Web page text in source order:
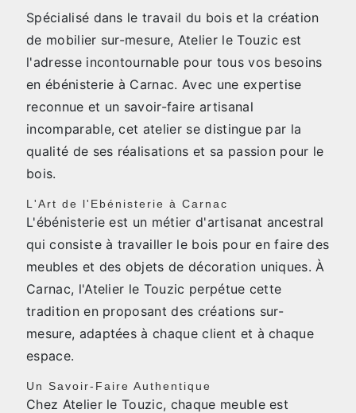
Spécialisé dans le travail du bois et la création
de mobilier sur-mesure, Atelier le Touzic est
l'adresse incontournable pour tous vos besoins
en ébénisterie à Carnac. Avec une expertise
reconnue et un savoir-faire artisanal
incomparable, cet atelier se distingue par la
qualité de ses réalisations et sa passion pour le
bois.
L'Art de l'Ebénisterie à Carnac
L'ébénisterie est un métier d'artisanat ancestral
qui consiste à travailler le bois pour en faire des
meubles et des objets de décoration uniques. À
Carnac, l'Atelier le Touzic perpétue cette
tradition en proposant des créations sur-
mesure, adaptées à chaque client et à chaque
espace.
Un Savoir-Faire Authentique
Chez Atelier le Touzic, chaque meuble est